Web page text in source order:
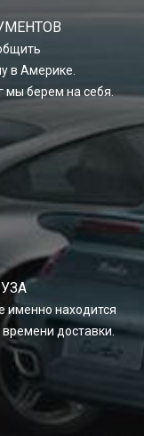
в Америке.
берем на себя.
именно находится
доставки.